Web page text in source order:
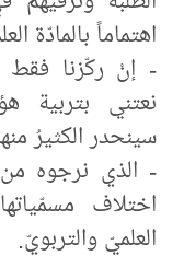
اهتماماً بالمادّة
- إنْ ركّزنا فقط
نعتني بتربية
سينحدر الكثيرُ
- الذي نرجوه
اختلاف
العلميّ والتربويّ.